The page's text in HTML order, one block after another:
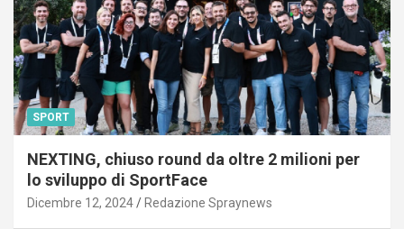
SPORT
NEXTING, chiuso round da oltre 2 milioni per
lo sviluppo di SportFace
Dicembre 12, 2024 Redazione Spraynews